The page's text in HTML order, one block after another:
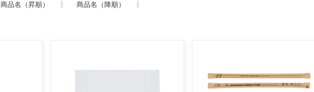
商品名（昇順） 商品名（降順）